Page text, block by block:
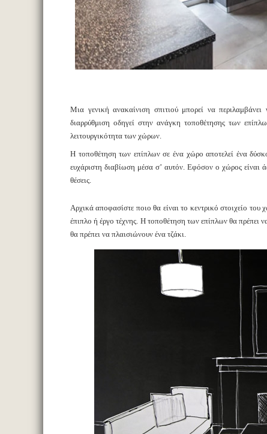
Μια γενική ανακαίνιση σπιτιού μπορεί να
διαρρύθμιση οδηγεί στην ανάγκη τοποθέτησης των
λειτουργικότητα των χώρων.
Η τοποθέτηση των επίπλων σε ένα χώρο αποτελεί ένα
ευχάριστη διαβίωση μέσα σ’ αυτόν. Εφόσον ο χώρος είναι
θέσεις.
Αρχικά αποφασίστε ποιο θα είναι το κεντρικό στοιχείο
έπιπλο ή έργο τέχνης. Η τοποθέτηση των επίπλων θα πρέπει
θα πρέπει να πλαισιώνουν ένα τζάκι.